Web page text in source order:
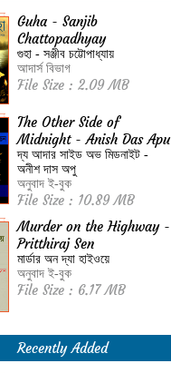
Guha - Sanjib
Chattopadhyay
গুহা - সঞ্জীব চট্টোপাধ্যায়
আদার্স বিভাগ
File Size : 2.09 MB
The Other Side of
Midnight - Anish Das Apu
দ্য আদার সাইড অভ মিডনাইট -
অনীশ দাস অপু
অনুবাদ ই-বুক
File Size : 10.89 MB
Murder on the Highway -
Pritthiraj Sen
মার্ডার অন দ্যা হাইওয়ে
অনুবাদ ই-বুক
File Size : 6.17 MB
Recently Added